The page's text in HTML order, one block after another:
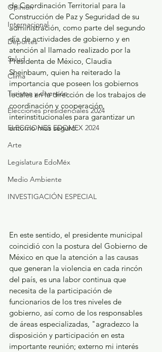
Opinión
Internacional
Deportes
Salud
Clima
Turismo y diversión
Elecciones presidenciales 2024
ELECCIONES EDOMEX 2024
Arte
Legislatura EdoMéx
Medio Ambiente
INVESTIGACIÓN ESPECIAL
de Coordinación Territorial para la
Construcción de Paz y Seguridad de su
administración, como parte del segundo
día de actividades de gobierno y en
atención al llamado realizado por la
Presidenta de México, Claudia
Sheinbaum, quien ha reiterado la
importancia que poseen los gobiernos
locales en la dirección de los trabajos de
coordinación y cooperación
interinstitucionales para garantizar un
entorno más seguro.
En este sentido, el presidente municipal
coincidió con la postura del Gobierno de
México en que la atención a las causas
que generan la violencia en cada rincón
del país, es una labor continua que
necesita de la participación de
funcionarios de los tres niveles de
gobierno, así como de los responsables
de áreas especializadas, "agradezco la
disposición y participación en esta
importante reunión; externo mi interés